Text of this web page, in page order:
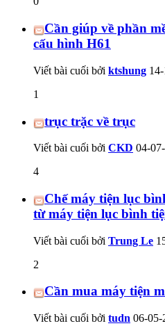
Cần giúp về phần
cấu hình H61
Viết bài cuối bởi ktshung
1
trục trặc về trục
Viết bài cuối bởi CKD 04-
4
Chế máy tiện lục
từ máy tiện lục bình
Viết bài cuối bởi Trung Le
2
Cần mua máy tiện
Viết bài cuối bởi tudn 06-05-